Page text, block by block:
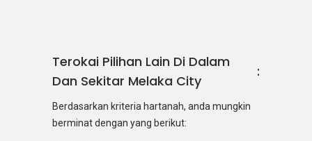
Terokai Pilihan Lain Di Dalam
Dan Sekitar Melaka City
Berdasarkan kriteria hartanah, anda mungkin
berminat dengan yang berikut: